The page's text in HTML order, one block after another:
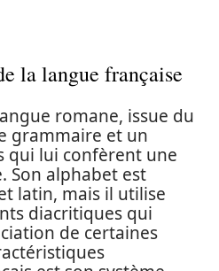
la langue française
romane, issue du
grammaire et un
qui lui confèrent une
Son alphabet est
latin, mais il utilise
diacritiques qui
de certaines